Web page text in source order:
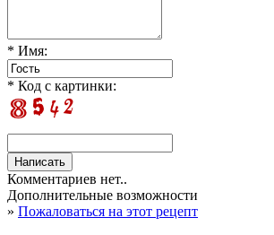
* Имя:
* Код с картинки:
Комментариев нет..
Дополнительные возможности
» Пожаловаться на этот рецепт